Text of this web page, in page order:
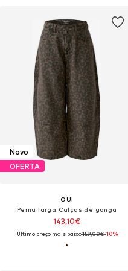
Novo
OFERTA
OUI
Perna larga Calças de ganga
143,10€
Último preço mais baixo:159,00€-10%